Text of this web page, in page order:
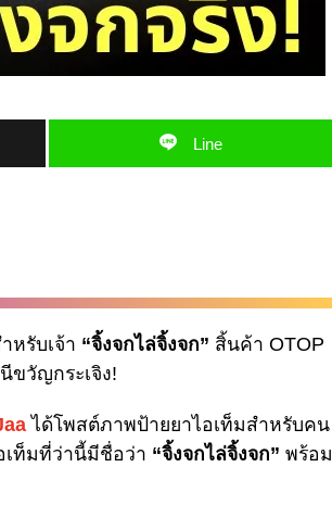
Line
หรับเจ้า “จิ้งจกไล่จิ้งจก” สิ้นค้า OTOP
ขวัญกระเจิง!
ได้โพสต์ภาพป้ายยาไอเท็มสำหรับคน
ท็มที่ว่านี้มีชื่อว่า “จิ้งจกไล่จิ้งจก” พร้อม